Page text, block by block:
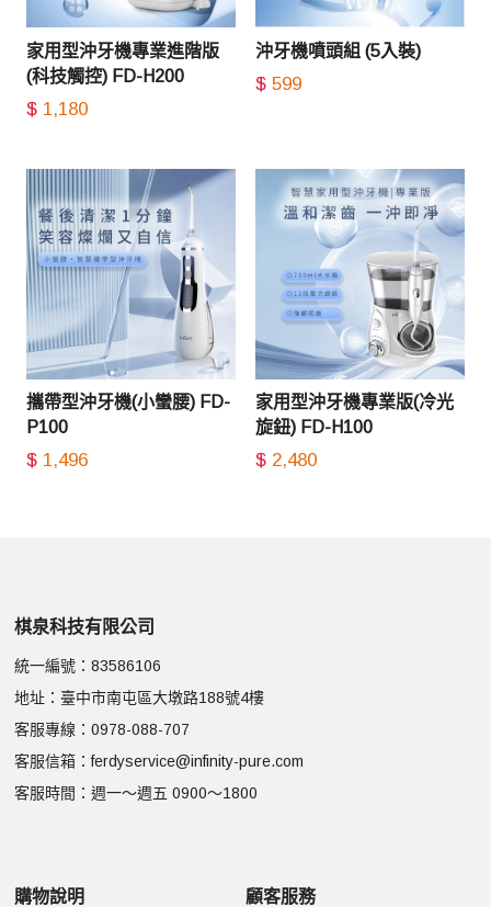
家用型沖牙機專業進階版
(科技觸控) FD-H200
$ 1,180
沖牙機噴頭組 (5入裝)
$ 599
攜帶型沖牙機(小蠻腰) FD-
P100
$ 1,496
家用型沖牙機專業版(冷光
旋鈕) FD-H100
$ 2,480
棋泉科技有限公司
統一編號：83586106
地址：臺中市南屯區大墩路188號4樓
客服專線：0978-088-707
客服信箱：ferdyservice@infinity-pure.com
客服時間：週一～週五 0900～1800
購物說明 顧客服務